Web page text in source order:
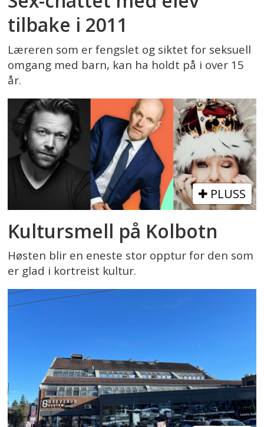
tilbake i 2011
Læreren som er fengslet og siktet for seksuell
omgang med barn, kan ha holdt på i over 15
år.
PLUSS
Kultursmell på Kolbotn
Høsten blir en eneste stor opptur for den som
er glad i kortreist kultur.